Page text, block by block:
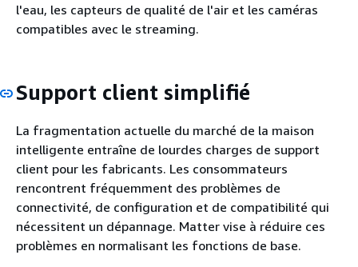
l'eau, les capteurs de qualité de l'air et les caméras
compatibles avec le streaming.
Support client simplifié
La fragmentation actuelle du marché de la maison
intelligente entraîne de lourdes charges de support
client pour les fabricants. Les consommateurs
rencontrent fréquemment des problèmes de
connectivité, de configuration et de compatibilité qui
nécessitent un dépannage. Matter vise à réduire ces
problèmes en normalisant les fonctions de base.